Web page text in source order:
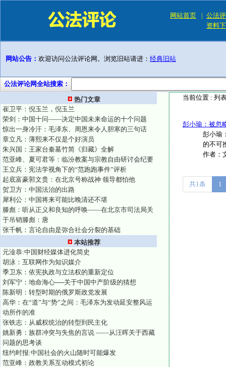
网站首页 | 公法
资料
网站公告： 欢迎访问公法评论网。浏览旧站请进： 经典旧站
公法评论网全站搜索：
热门文章
崔卫平：倪玉兰，倪玉兰
荣剑：中国十问——决定中国未来命运的十个问题
惊出一身冷汗：毛泽东、周恩来令人胆寒的三句话
章立凡：薄熙来不仅是个好演员
朱兴国：王家台秦墓竹简《归藏》全解
范亚峰、夏可君等：临汾教案与宗教自由研讨会纪要
王立兵：宪法学视角下的“范跑跑事件”评析
起底富豪郭文贵：在北京号称战神 领导都怕他
贺卫方：中国法治的出路
犀利公：中国将来可能比晚清还不堪
滕彪：听从正义和良知的呼唤——在北京市司法局关
于吊销滕彪：唐
张千帆：言论自由是弥合社会分裂的基础
本站推荐
元淦恭:中国财经媒体进化简史
胡泳：互联网作为知识媒介
季卫东：依宪执政与立法权的重新定位
刘军宁：地命海心──关于中国中产阶级的猜想
陈新明：转型时期的俄罗斯政党发展
高华：在“道”与“势”之间：毛泽东为发动延安整风运
动所作的准
张铁志：从威权统治的转型到民主化
姚新勇：族群冲突与失焦的言说 ——从汪晖关于西藏
问题的思考谈
纽约时报:中国社会的火山随时可能爆发
范亚峰：政教关系互动模式初论
当前位置 : 列
彭小瑜：被忽
彭小瑜
的不可
作者：
共1条 1